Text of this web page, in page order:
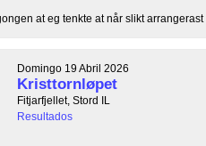
at eg tenkte at når slikt arrangerast
Domingo 19 Abril 2026
Kristtornløpet
Fitjarfjellet, Stord IL
Resultados